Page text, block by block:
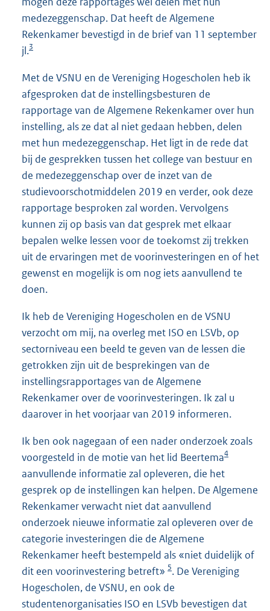
medezeggenschap. Dat heeft de Algemene
Rekenkamer bevestigd in de brief van 11 september
jl.3
Met de VSNU en de Vereniging Hogescholen heb ik
afgesproken dat de instellingsbesturen de
rapportage van de Algemene Rekenkamer over hun
instelling, als ze dat al niet gedaan hebben, delen
met hun medezeggenschap. Het ligt in de rede dat
bij de gesprekken tussen het college van bestuur en
de medezeggenschap over de inzet van de
studievoorschotmiddelen 2019 en verder, ook deze
rapportage besproken zal worden. Vervolgens
kunnen zij op basis van dat gesprek met elkaar
bepalen welke lessen voor de toekomst zij trekken
uit de ervaringen met de voorinvesteringen en of het
gewenst en mogelijk is om nog iets aanvullend te
doen.
Ik heb de Vereniging Hogescholen en de VSNU
verzocht om mij, na overleg met ISO en LSVb, op
sectorniveau een beeld te geven van de lessen die
getrokken zijn uit de besprekingen van de
instellingsrapportages van de Algemene
Rekenkamer over de voorinvesteringen. Ik zal u
daarover in het voorjaar van 2019 informeren.
Ik ben ook nagegaan of een nader onderzoek zoals
voorgesteld in de motie van het lid Beertema4
aanvullende informatie zal opleveren, die het
gesprek op de instellingen kan helpen. De Algemene
Rekenkamer verwacht niet dat aanvullend
onderzoek nieuwe informatie zal opleveren over de
categorie investeringen die de Algemene
Rekenkamer heeft bestempeld als «niet duidelijk of
dit een voorinvestering betreft» 5. De Vereniging
Hogescholen, de VSNU, en ook de
studentenorganisaties ISO en LSVb bevestigen dat